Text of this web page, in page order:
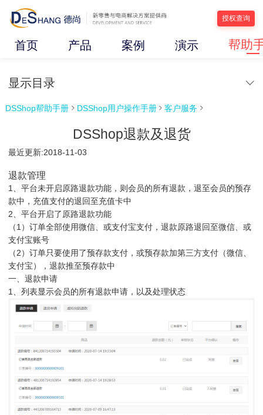
授权查询
首页 产品 案例 演示 帮助
显示目录
DSShop帮助手册  DSShop用户操作手册  客户服务 
DSShop退款及退货
最近更新:2018-11-03
退款管理
1、平台未开启原路退款功能，则会员的所有退款，退至会员的预存
款中，充值支付的退回至充值卡中
2、平台开启了原路退款功能
（1）订单全部使用微信、或支付宝支付，退款原路退回至微信、或
支付宝账号
（2）订单只要使用了预存款支付，或预存款加第三方支付（微信、
支付宝），退款推至预存款中
一、退款申请
1、列表显示会员的所有退款申请，以及处理状态